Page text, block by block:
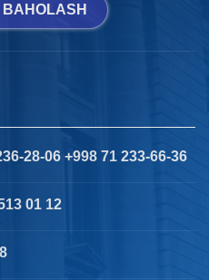
28-06 +998 71 233-66-36
01 12